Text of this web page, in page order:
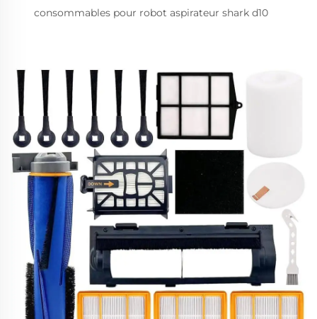
consommables pour robot aspirateur shark d10